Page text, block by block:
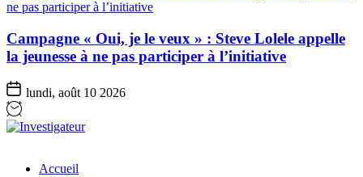
Campagne « Oui, je le veux » : Steve Lolele appelle
la jeunesse à ne pas participer à l’initiative
lundi, août 10 2026
Accueil